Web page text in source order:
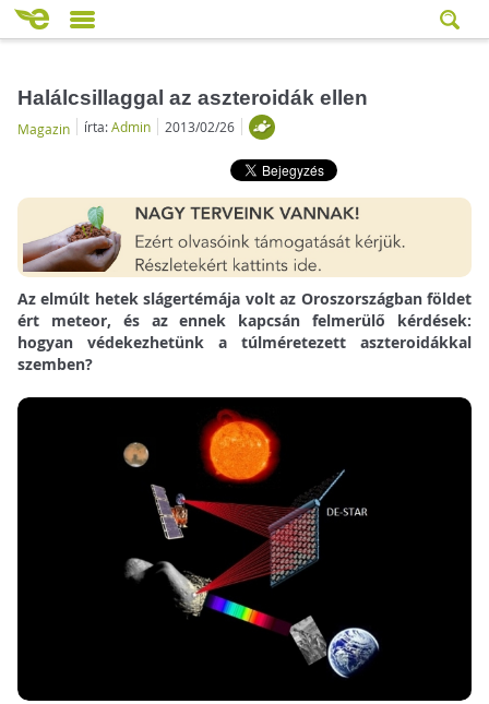
Halálcsillaggal az aszteroidák ellen
Magazin írta:Admin 2013/02/26
Az elmúlt hetek slágertémája volt az Oroszországban földet
ért meteor, és az ennek kapcsán felmerülő kérdések:
hogyan védekezhetünk a túlméretezett aszteroidákkal
szemben?